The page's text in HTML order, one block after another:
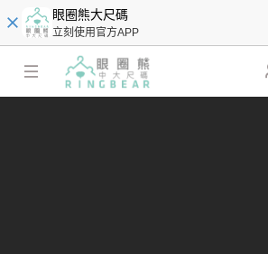
眼圈熊大尺碼
立刻使用官方APP